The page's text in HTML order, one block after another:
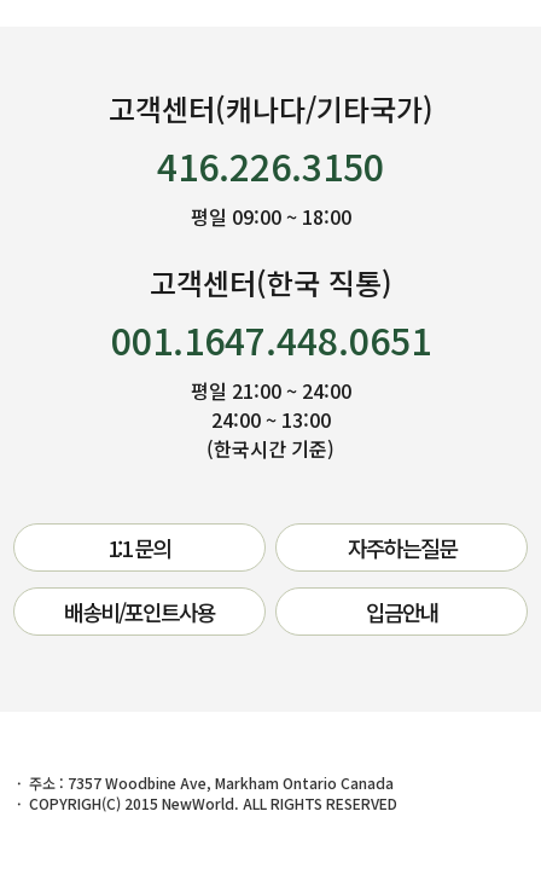
고객센터(캐나다/기타국가)
416.226.3150
평일 09:00 ~ 18:00
고객센터(한국 직통)
001.1647.448.0651
평일 21:00 ~ 24:00
24:00 ~ 13:00
(한국시간 기준)
1:1 문의 자주하는질문
배송비/포인트사용 입금안내
주소 : 7357 Woodbine Ave, Markham Ontario Canada
COPYRIGH(C) 2015 NewWorld. ALL RIGHTS RESERVED